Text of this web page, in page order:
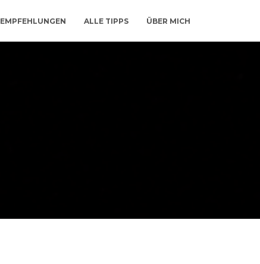
EMPFEHLUNGEN ALLE TIPPS ÜBER MICH